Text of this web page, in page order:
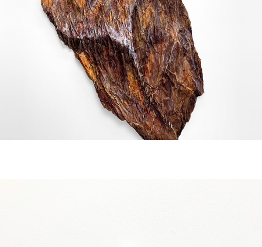
Toda história do mundo | 2